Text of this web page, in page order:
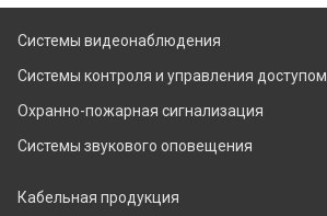
Системы видеонаблюдения
Системы контроля и управления доступом
Охранно-пожарная сигнализация
Системы звукового оповещения
Кабельная продукция